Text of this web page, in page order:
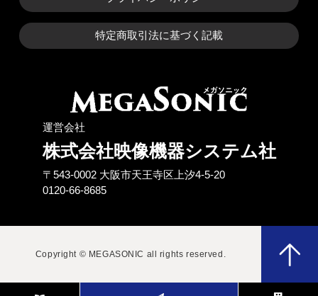
特定商取引法に基づく記載
運営会社
株式会社映像機器システム社
〒543-0002 ⼤阪市天王寺区上汐4-5-20
0120-66-8685
Copyright © MEGASONIC all rights reserved.